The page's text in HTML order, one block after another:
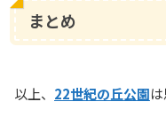
まとめ
以上、 22世紀の丘公園